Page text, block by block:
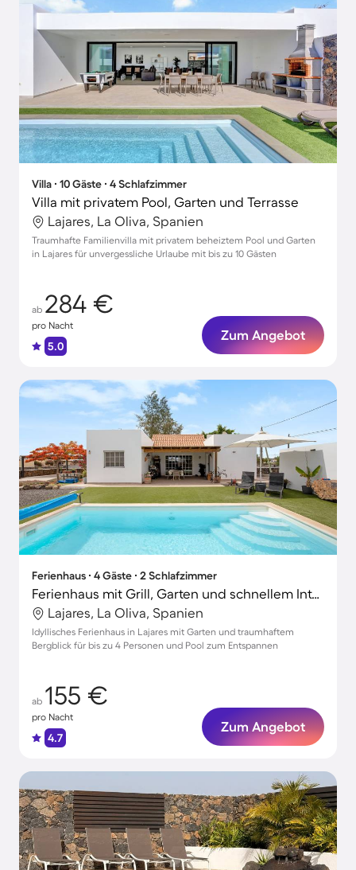
Villa ∙ 10 Gäste ∙ 4 Schlafzimmer
Villa mit privatem Pool, Garten und Terrasse
Lajares, La Oliva, Spanien
Traumhafte Familienvilla mit privatem beheiztem Pool und Garten
in Lajares für unvergessliche Urlaube mit bis zu 10 Gästen
ab 284 €
pro Nacht
5.0
Zum Angebot
Ferienhaus ∙ 4 Gäste ∙ 2 Schlafzimmer
Ferienhaus mit Grill, Garten und schnellem Internet | Gartenblick
Lajares, La Oliva, Spanien
Idyllisches Ferienhaus in Lajares mit Garten und traumhaftem
Bergblick für bis zu 4 Personen und Pool zum Entspannen
ab 155 €
pro Nacht
4.7
Zum Angebot